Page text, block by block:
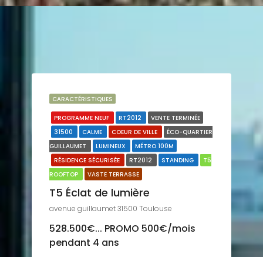
CARACTÉRISTIQUES
PROGRAMME NEUF RT2012
VENTE TERMINÉE
31500
CALME COEUR DE VILLE
ÉCO-QUARTIER
GUILLAUMET
LUMINEUX
MÉTRO 100M
RÉSIDENCE SÉCURISÉE
RT2012 STANDING
T5
ROOFTOP
VASTE TERRASSE
T5 Éclat de lumière
avenue guillaumet 31500 Toulouse
528.500€... PROMO 500€/mois
pendant 4 ans